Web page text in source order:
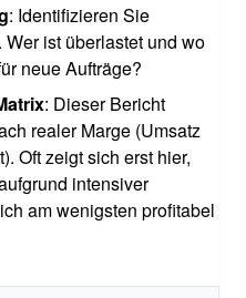
: Identifizieren Sie
ist überlastet und wo
neue Aufträge?
: Dieser Bericht
realer Marge (Umsatz
Oft zeigt sich erst hier,
intensiver
am wenigsten profitabel